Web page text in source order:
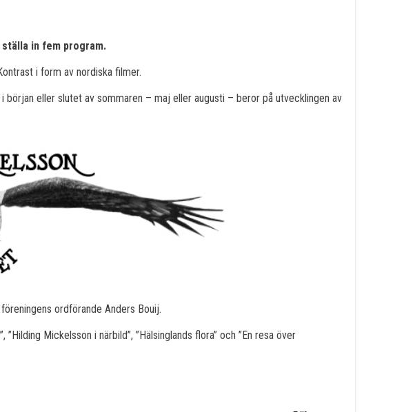
in fem program.
i form av nordiska filmer.
eller slutet av sommaren – maj eller augusti – beror på utvecklingen av
ordförande Anders Bouij.
Mickelsson i närbild”, ”Hälsinglands flora” och ”En resa över